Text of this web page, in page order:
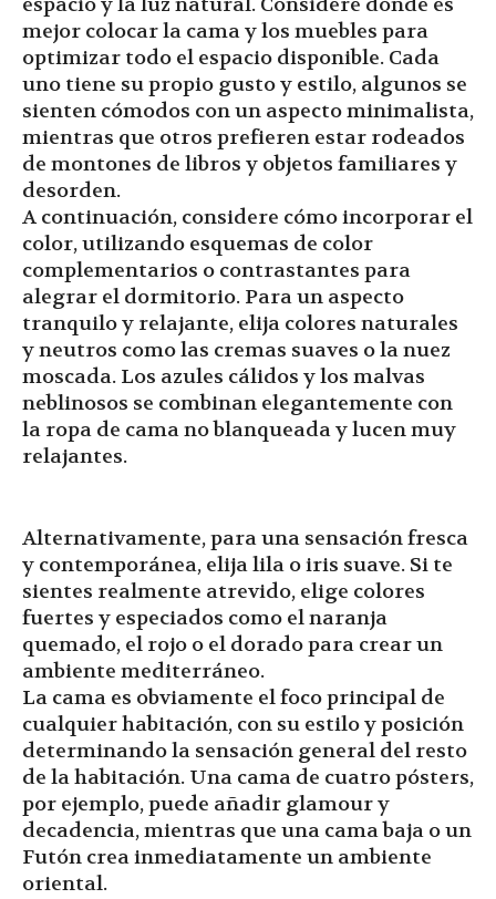
mejor colocar la cama y los muebles para
optimizar todo el espacio disponible. Cada
uno tiene su propio gusto y estilo, algunos se
sienten cómodos con un aspecto minimalista,
mientras que otros prefieren estar rodeados
de montones de libros y objetos familiares y
desorden.
A continuación, considere cómo incorporar el
color, utilizando esquemas de color
complementarios o contrastantes para
alegrar el dormitorio. Para un aspecto
tranquilo y relajante, elija colores naturales
y neutros como las cremas suaves o la nuez
moscada. Los azules cálidos y los malvas
neblinosos se combinan elegantemente con
la ropa de cama no blanqueada y lucen muy
relajantes.
Alternativamente, para una sensación fresca
y contemporánea, elija lila o iris suave. Si te
sientes realmente atrevido, elige colores
fuertes y especiados como el naranja
quemado, el rojo o el dorado para crear un
ambiente mediterráneo.
La cama es obviamente el foco principal de
cualquier habitación, con su estilo y posición
determinando la sensación general del resto
de la habitación. Una cama de cuatro pósters,
por ejemplo, puede añadir glamour y
decadencia, mientras que una cama baja o un
Futón crea inmediatamente un ambiente
oriental.